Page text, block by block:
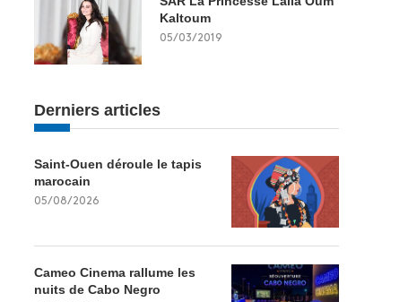
Kaltoum
05/03/2019
Derniers articles
Saint-Ouen déroule le tapis
marocain
05/08/2026
Cameo Cinema rallume les
nuits de Cabo Negro